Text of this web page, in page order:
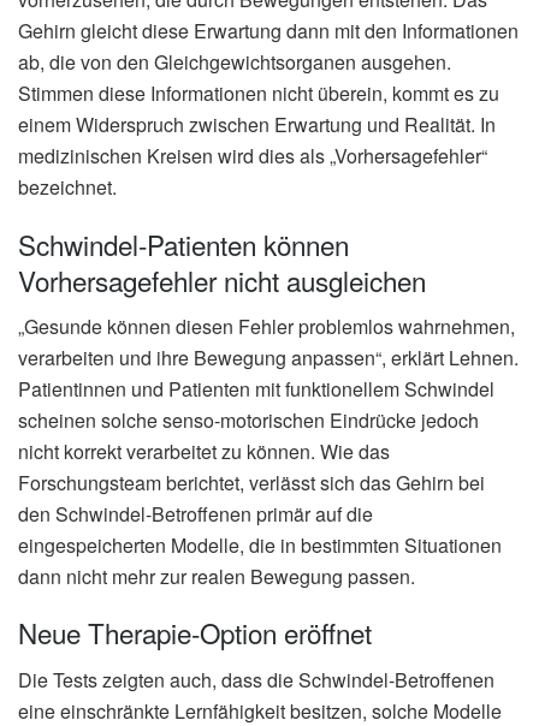
Gehirn gleicht diese Erwartung dann mit den Informationen
ab, die von den Gleichgewichtsorganen ausgehen.
Stimmen diese Informationen nicht überein, kommt es zu
einem Widerspruch zwischen Erwartung und Realität. In
medizinischen Kreisen wird dies als „Vorhersagefehler“
bezeichnet.
Schwindel-Patienten können
Vorhersagefehler nicht ausgleichen
„Gesunde können diesen Fehler problemlos wahrnehmen,
verarbeiten und ihre Bewegung anpassen“, erklärt Lehnen.
Patientinnen und Patienten mit funktionellem Schwindel
scheinen solche senso-motorischen Eindrücke jedoch
nicht korrekt verarbeitet zu können. Wie das
Forschungsteam berichtet, verlässt sich das Gehirn bei
den Schwindel-Betroffenen primär auf die
eingespeicherten Modelle, die in bestimmten Situationen
dann nicht mehr zur realen Bewegung passen.
Neue Therapie-Option eröffnet
Die Tests zeigten auch, dass die Schwindel-Betroffenen
eine einschränkte Lernfähigkeit besitzen, solche Modelle